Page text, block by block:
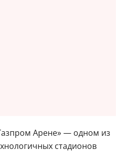
Арене» — одном из
стадионов